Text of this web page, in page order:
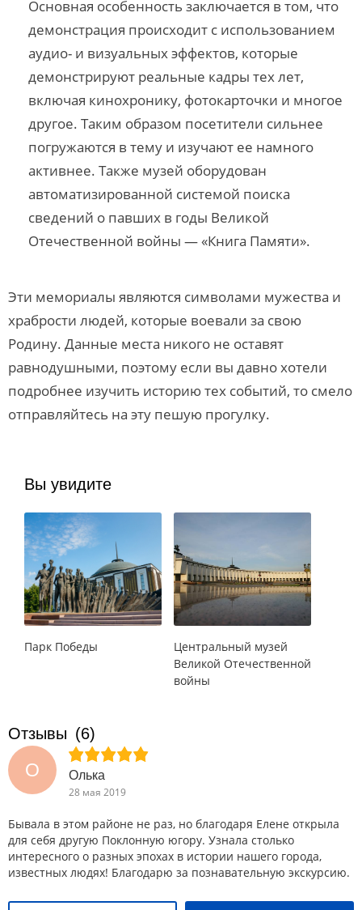
Основная особенность заключается в том, что
демонстрация происходит с использованием
аудио- и визуальных эффектов, которые
демонстрируют реальные кадры тех лет,
включая кинохронику, фотокарточки и многое
другое. Таким образом посетители сильнее
погружаются в тему и изучают ее намного
активнее. Также музей оборудован
автоматизированной системой поиска
сведений о павших в годы Великой
Отечественной войны — «Книга Памяти».
Эти мемориалы являются символами мужества и
храбрости людей, которые воевали за свою
Родину. Данные места никого не оставят
равнодушными, поэтому если вы давно хотели
подробнее изучить историю тех событий, то смело
отправляйтесь на эту пешую прогулку.
Вы увидите
Парк Победы
Центральный музей
Великой Отечественной
войны
Отзывы (6)
О
Олька
28 мая 2019
Бывала в этом районе не раз, но благодаря Елене открыла
для себя другую Поклонную югору. Узнала столько
интересного о разных эпохах в истории нашего города,
известных людях! Благодарю за познавательную экскурсию.